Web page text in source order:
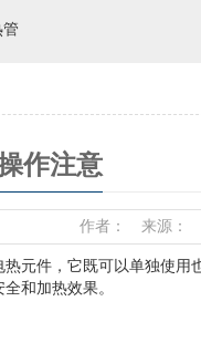
作注意
作者： 来源：
元件，它既可以单独使
和加热效果。